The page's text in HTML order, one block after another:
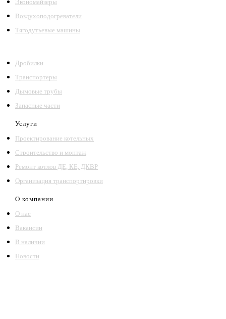
Экономайзеры
Воздухоподогреватели
Тягодутьевые машины
Дробилки
Транспортеры
Дымовые трубы
Запасные части
Услуги
Проектирование котельных
Строительство и монтаж
Ремонт котлов ДЕ, КЕ, ДКВР
Организация транспортировки
О компании
О нас
Вакансии
В наличии
Новости